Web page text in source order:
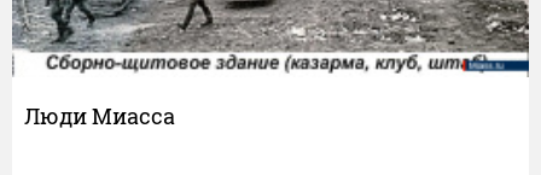
Люди Миасса